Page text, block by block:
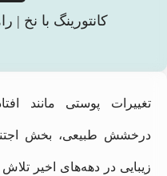
کانتورینگ با نخ
تغییرات پوستی مانند
درخشش طبیعی، بخش
زیبایی در دهه‌های اخیر تلاش